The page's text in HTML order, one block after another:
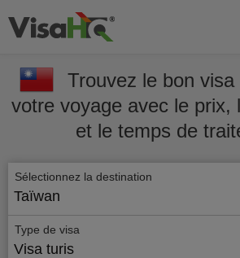
Trouvez le bon
votre voyage avec le prix,
et le temps de
Sélectionnez la destination
Taïwan
Type de visa
Visa turis